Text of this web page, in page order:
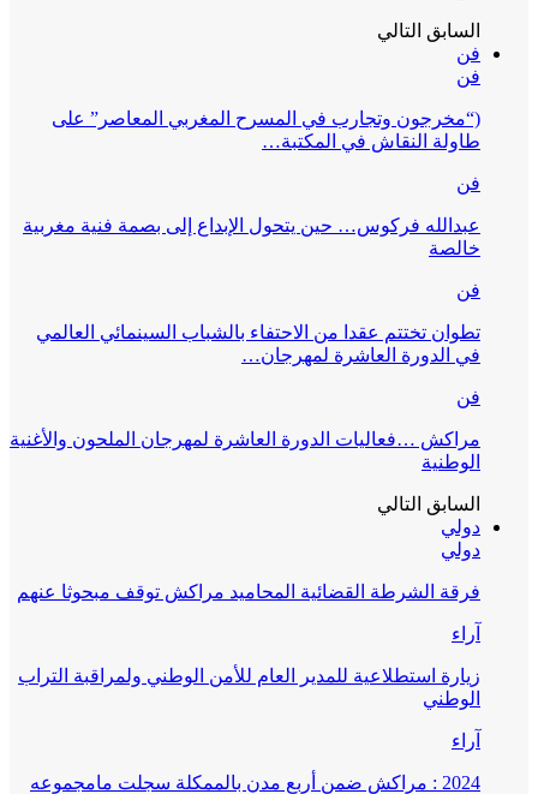
السابق التالي
فن
فن
(“مخرجون وتجارب في المسرح المغربي المعاصر” على
طاولة النقاش في المكتبة…
فن
عبدالله فركوس… حين يتحول الإبداع إلى بصمة فنية مغربية
خالصة
فن
تطوان تختتم عقدا من الاحتفاء بالشباب السينمائي العالمي
في الدورة العاشرة لمهرجان…
فن
مراكش …فعاليات الدورة العاشرة لمهرجان الملحون والأغنية
الوطنية
السابق التالي
دولي
دولي
فرقة الشرطة القضائية المحاميد مراكش توقف مبحوثا عنهم
آراء
زيارة استطلاعية للمدير العام للأمن الوطني ولمراقبة التراب
الوطني
آراء
2024 : مراكش ضمن أربع مدن بالممكلة سجلت مامجموعه